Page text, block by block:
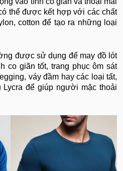
thể được kết hợp với các chất
cotton để tạo ra những loại
được sử dụng để may đồ lót
co giãn tốt, trang phục ôm sát
váy đầm hay các loại tất,
để giúp người mặc thoải